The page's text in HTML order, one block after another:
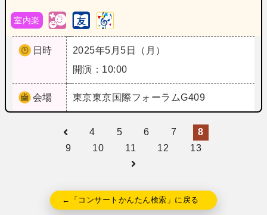
室内楽
日時
2025年5月5日（月）
開演：10:00
会場 東京東京国際フォーラムG409
4 5 6 7
8
9
10 11 12 13
←「コンサートかんたん検索」に戻る